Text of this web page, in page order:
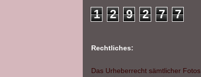
1 2 9 2 7 7
Rechtliches:
Das Urheberrecht sämtlicher Fotos